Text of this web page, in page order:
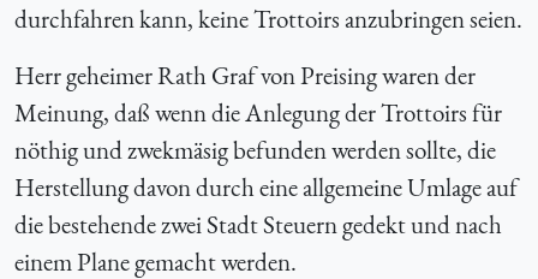
durchfahren kann, keine Trottoirs anzubringen seien.
Herr geheimer Rath Graf von Preising waren der
Meinung, daß wenn die Anlegung der Trottoirs für
nöthig und zwekmäsig befunden werden sollte, die
Herstellung davon durch eine allgemeine Umlage auf
die bestehende zwei Stadt Steuern gedekt und nach
einem Plane gemacht werden.